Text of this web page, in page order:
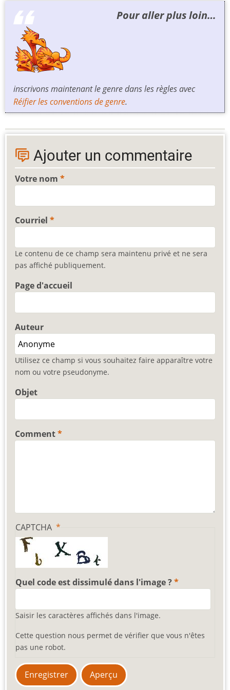
Pour aller plus loin…
inscrivons maintenant le genre dans les règles avec
Réifier les conventions de genre.
Ajouter un commentaire
Votre nom
Courriel
Le contenu de ce champ sera maintenu privé et ne sera
pas affiché publiquement.
Page d'accueil
Auteur
Utilisez ce champ si vous souhaitez faire apparaître votre
nom ou votre pseudonyme.
Objet
Comment
CAPTCHA
Quel code est dissimulé dans l'image ?
Saisir les caractères affichés dans l'image.
Cette question nous permet de vérifier que vous n'êtes
pas une robot.